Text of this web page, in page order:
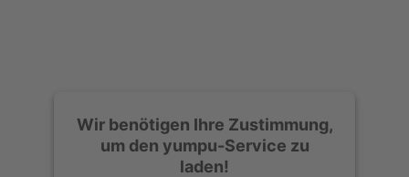
Wir benötigen Ihre Zustimmung,
um den yumpu-Service zu
laden!